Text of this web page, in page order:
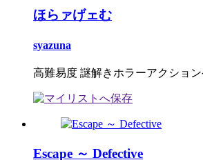
ほらァげェむ
syazuna
高難易度 謎解きホラーアクション
Escape ～ Defective